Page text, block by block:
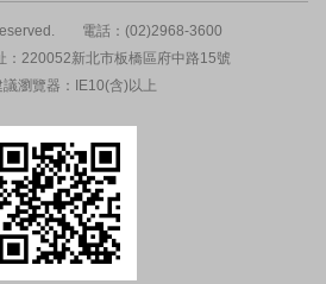
電話：(02)2968-3600
：220052新北市板橋區府中路15號
議瀏覽器：IE10(含)以上